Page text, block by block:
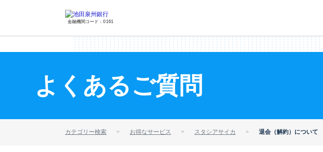
金融機関コード：0161
よくあるご質問
カテゴリー検索 お得なサービス スタシアサイカ 退会（解約）について